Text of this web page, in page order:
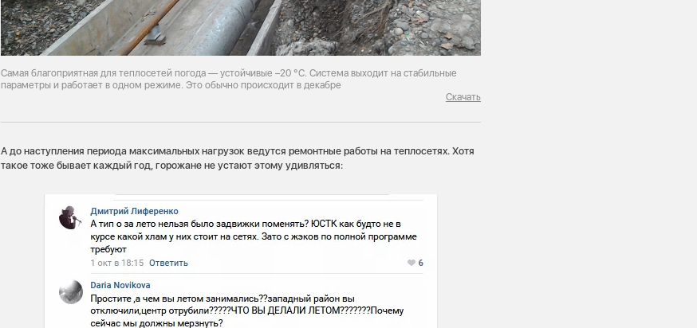
Самая благоприятная для теплосетей погода — устойчивые –20 °С. Система выходит на стабильные
параметры и работает в одном режиме. Это обычно происходит в декабре
Скачать
А до наступления периода максимальных нагрузок ведутся ремонтные работы на теплосетях. Хотя
такое тоже бывает каждый год, горожане не устают этому удивляться: